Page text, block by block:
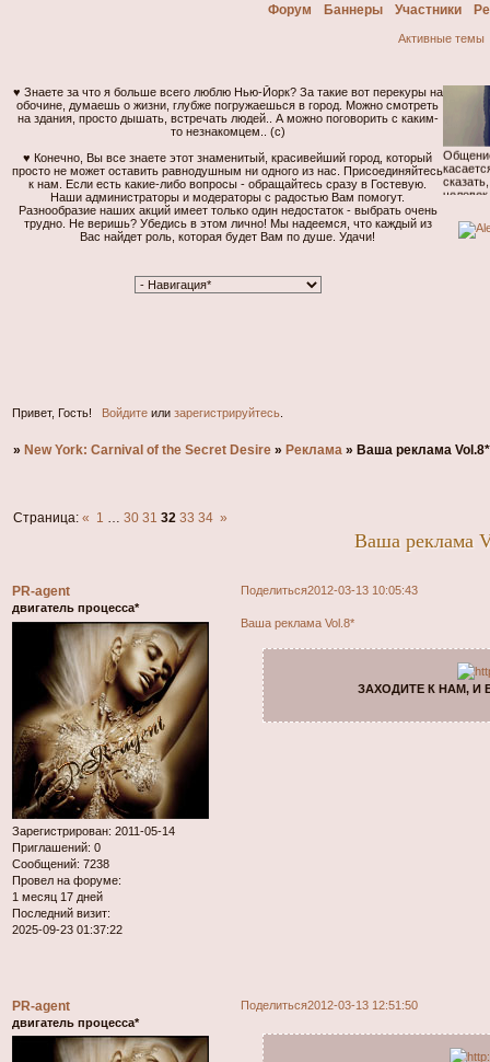
Форум Баннеры Участники
Активные темы
♥ Знаете за что я больше всего люблю Нью-Йорк? За такие вот перекуры на
обочине, думаешь о жизни, глубже погружаешься в город. Можно смотреть
на здания, просто дышать, встречать людей.. А можно поговорить с каким-
то незнакомцем.. (с)
♥ Конечно, Вы все знаете этот знаменитый, красивейший город, который
просто не может оставить равнодушным ни одного из нас. Присоединяйтесь
к нам. Если есть какие-либо вопросы - обращайтесь сразу в Гостевую.
Наши администраторы и модераторы с радостью Вам помогут.
Разнообразие наших акций имеет только один недостаток - выбрать очень
трудно. Не веришь? Убедись в этом лично! Мы надеемся, что каждый из
Вас найдет роль, которая будет Вам по душе. Удачи!
Но
далее...
Привет, Гость! Войдитеили зарегистрируйтесь.
» New York: Carnival of the Secret Desire » Реклама » Ваша реклама Vol.8*
Ваша реклама
Страница:« 1 … 30 31 32 33 34 »
Поделиться2012-03-13 10:05:43
PR-agent
двигатель процесса*
Зарегистрирован: 2011-05-14
Приглашений: 0
Сообщений: 7238
Провел на форуме:
1 месяц 17 дней
Последний визит:
2025-09-23 01:37:22
Ваша реклама Vol.8*
ЗАХОДИТЕ К НАМ, И
Поделиться2012-03-13 12:51:50
PR-agent
двигатель процесса*